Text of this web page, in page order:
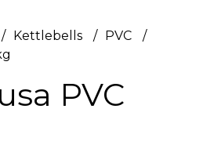
Kettlebells
PVC
PVC